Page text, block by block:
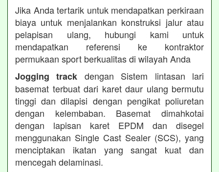
Jika Anda tertarik untuk mendapatkan perkiraan
biaya untuk menjalankan konstruksi jalur atau
pelapisan ulang, hubungi kami untuk
mendapatkan referensi ke kontraktor
permukaan sport berkualitas di wilayah Anda
Jogging track dengan Sistem lintasan lari
basemat terbuat dari karet daur ulang bermutu
tinggi dan dilapisi dengan pengikat poliuretan
dengan kelembaban. Basemat dimahkotai
dengan lapisan karet EPDM dan disegel
menggunakan Single Cast Sealer (SCS), yang
menciptakan ikatan yang sangat kuat dan
mencegah delaminasi.